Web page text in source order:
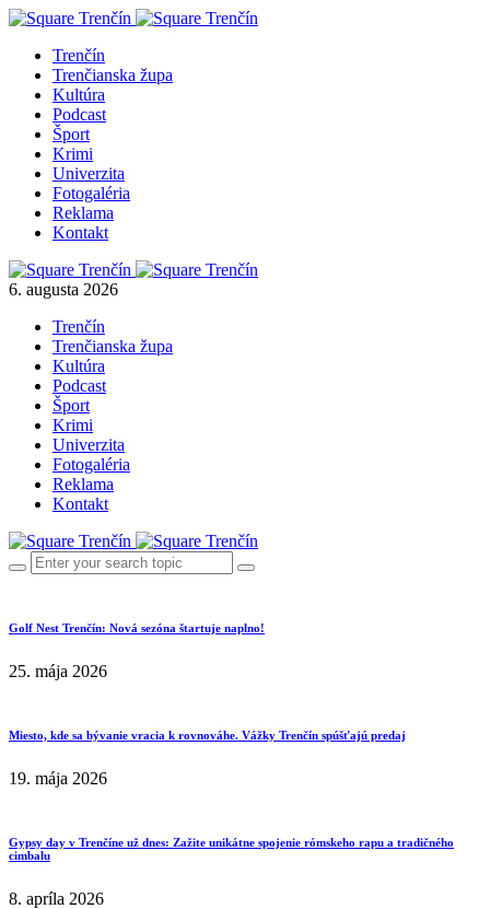
Trenčín
Trenčianska župa
Kultúra
Podcast
Šport
Krimi
Univerzita
Fotogaléria
Reklama
Kontakt
6. augusta 2026
Trenčín
Trenčianska župa
Kultúra
Podcast
Šport
Krimi
Univerzita
Fotogaléria
Reklama
Kontakt
Golf Nest Trenčín: Nová sezóna štartuje naplno!
25. mája 2026
Miesto, kde sa bývanie vracia k rovnováhe. Vážky Trenčín spúšťajú predaj
19. mája 2026
Gypsy day v Trenčíne už dnes: Zažite unikátne spojenie rómskeho rapu a tradičného
cimbalu
8. apríla 2026